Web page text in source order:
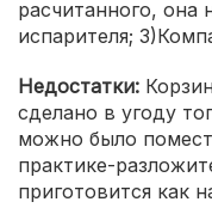
расчитанного, она
испарителя;
Недостатки:
сделано в угоду
можно было
практике-
приготовится как